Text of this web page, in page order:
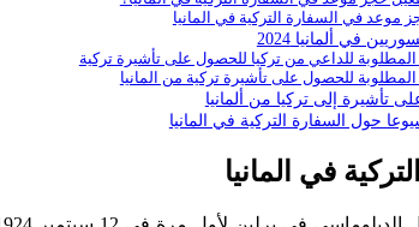
موعد في السفارة التركية في المانيا
في ألمانيا 2024
المطلوبة للداعي من تركيا للحصول على تأشيرة تركية
المطلوبة للحصول على تأشيرة تركية من المانيا
تأشيرة إلى تركيا من ألمانيا
حول السفارة التركية في المانيا
في المانيا